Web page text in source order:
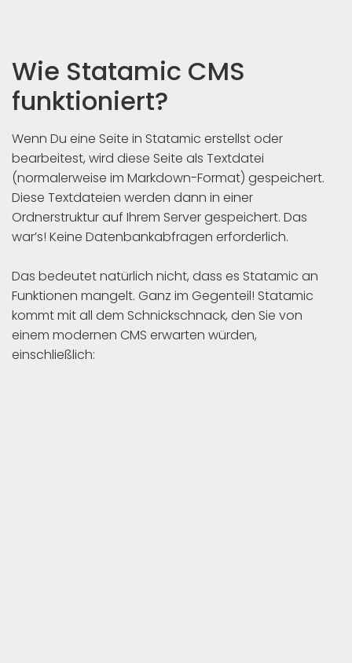
Wie Statamic CMS
funktioniert?
Wenn Du eine Seite in Statamic erstellst oder
bearbeitest, wird diese Seite als Textdatei
(normalerweise im Markdown-Format) gespeichert.
Diese Textdateien werden dann in einer
Ordnerstruktur auf Ihrem Server gespeichert. Das
war’s! Keine Datenbankabfragen erforderlich.
Das bedeutet natürlich nicht, dass es Statamic an
Funktionen mangelt. Ganz im Gegenteil! Statamic
kommt mit all dem Schnickschnack, den Sie von
einem modernen CMS erwarten würden,
einschließlich: